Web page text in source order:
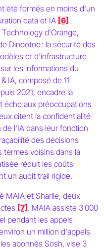
été formés en moins d'un
data et IA [6] .
Technology d'Orange,
Dinootoo : la sécurité des
et d'infrastructure
les informations du
IA, composé de 11
2021, encadre la
écho aux préoccupations
citent la confidentialité
l'IA dans leur fonction
des décisions
termes voisins dans la
réduit les coûts
un audit trail rigide.
MAIA et Sharlie, deux
[7] . MAIA assiste 3 000
pendant les appels
un million d'appels
abonnés Sosh, vise 3